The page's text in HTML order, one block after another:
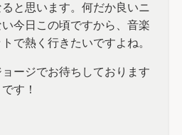
と思います。何だか良いニ
い今日この頃ですから、音楽
で熱く行きたいですよね。
ージでお待ちしております
す！